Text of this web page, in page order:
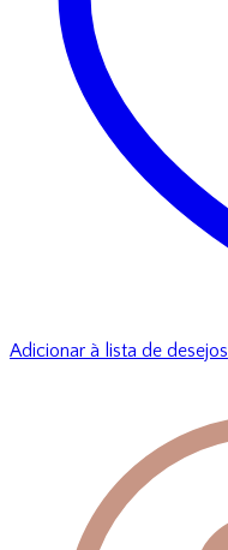
Adicionar à lista de desejos